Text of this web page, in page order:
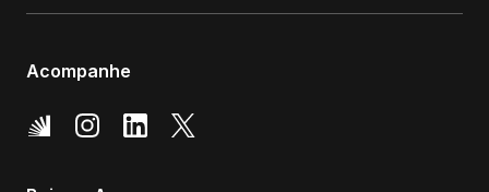
Acompanhe